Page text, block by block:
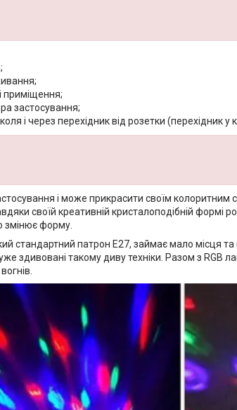
приміщення;
застосування;
і через перехідник від розетки (перехідник у
і може прикрасити своїм колоритним
своїй креативній кристалоподібній формі
змінює форму.
стандартний патрон E27, займає мало місця
здивовані такому диву техніки. Разом з RGB